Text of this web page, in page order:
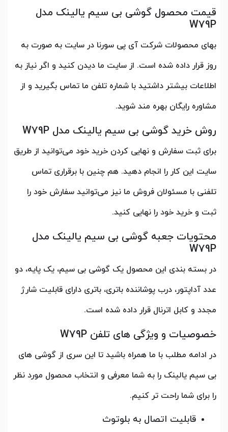
قیمت محصول گوشی بی سیم یالینک مدل
W79P
بهای محصولات شرکت آی پی سورنا در سایت به صورت به
روز قرار داده شده است. از سایت ما دیدن کنید و اگر نیاز به
اطلاعات بیشتر داشتید با شماره تلفن ما تماس بگیرید و از
مشاوره رایگان بهره مند شوید.
روش خرید گوشی بی سیم یالینک مدل W79P
​​​​​​​برای ثبت سفارش و نهایی کردن خرید خود می‌توانید از طریق
سایت این کار را انجام دهید. هم چنین با برقراری تماس
تلفنی با مسئولان فروش ما نیز می‌توانید سفارش خود را
ثبت و خرید خود را نهایی کنید.
محتویات جعبه گوشی بی سیم یالینک مدل
W79P
​​​​​​​در بسته بندی این محصول یک گوشی بی سیم، یک پایه، دو
عدد آداپتور، درب پوشاننده باتری، باتری دارای قابلیت شارژ
مجدد و کابل اترنال قرار داده شده است.
خصوصیات و ویژگی های تلفن W79P
در ادامه مطلب با ما همراه باشید تا این سری از گوشی های
بی سیم یالینک را به شما معرفی و انتخاب محصول مورد نظر
را برای شما راحت تر کنیم.
قابلیت اتصال به بلوتوث